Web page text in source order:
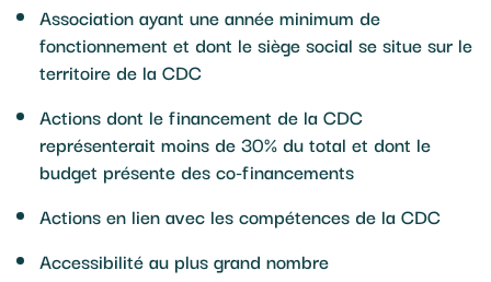
Association ayant une année minimum de
fonctionnement et dont le siège social se situe sur le
territoire de la CDC
Actions dont le financement de la CDC
représenterait moins de 30% du total et dont le
budget présente des co-financements
Actions en lien avec les compétences de la CDC
Accessibilité au plus grand nombre